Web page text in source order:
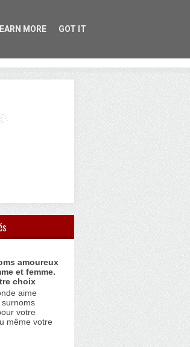
amoureux
et femme.
choix
aime
surnoms
votre
même votre
MORE GOT IT